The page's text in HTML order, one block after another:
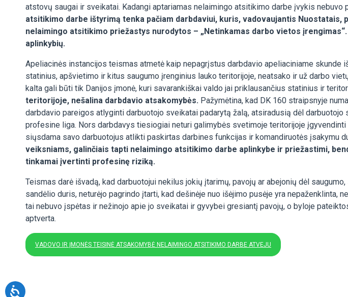
atstovų saugai ir sveikatai. Kadangi aptariamas nelaimingo atsitikimo darbe įvykis nebuvo
atsitikimo darbe ištyrimą tenka pačiam darbdaviui, kuris, vadovaujantis
nelaimingo atsitikimo priežastys nurodytos – „Netinkamas darbo vietos
aplinkybių.
Apeliacinės instancijos teismas atmetė kaip nepagrįstus darbdavio apeliaciniame
statinius, apšvietimo ir kitus saugumo įrenginius lauko teritorijoje, neatsako ir už darbo
kalta gali būti tik Danijos įmonė, kuri savarankiškai valdo jai priklausančius statinius ir
teritorijoje, nešalina darbdavio atsakomybės. Pažymėtina, kad DK 160 straipsnyje
darbdavio pareigos atlyginti darbuotojo sveikatai padarytą žalą, atsiradusią dėl
profesine liga. Nors darbdavys tiesiogiai neturi galimybės svetimoje teritorijoje
siųsdama savo darbuotojus atlikti paskirtas darbines funkcijas ir komandiruotės įsakymu
veiksniams, galinčiais tapti nelaimingo atsitikimo darbe aplinkybe ir priežastimi,
tinkamai įvertinti profesinę riziką.
Teismas darė išvadą, kad darbuotojui nekilus jokių įtarimų, pavojų ar abejonių dėl
sandėlio duris, neturėjo pagrindo įtarti, kad dešinėje nuo išėjimo pusėje yra
tai nebuvo įspėtas ir nežinojo apie jo sveikatai ir gyvybei gresiantį pavojų, o byloje
aptverta.
VADOVO IR ĮMONĖS TEISINĖ ATSAKOMYBĖ NELAIMINGO ATSITIKIMO DARBE ATVEJU